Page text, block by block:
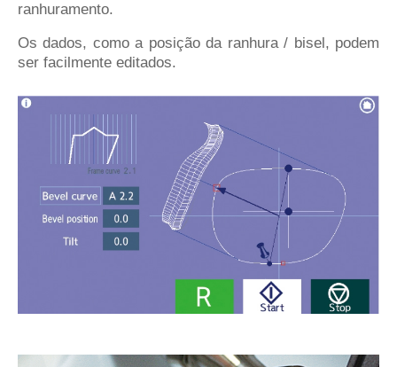
ranhuramento.
Os dados, como a posição da ranhura / bisel, podem
ser facilmente editados.